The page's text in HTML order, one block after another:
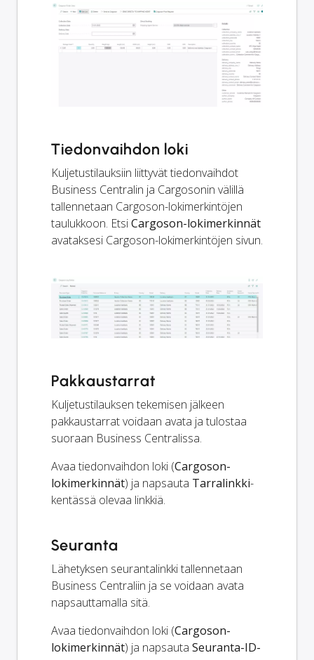
Tiedonvaihdon loki
Kuljetustilauksiin liittyvät tiedonvaihdot
Business Centralin ja Cargosonin välillä
tallennetaan Cargoson-lokimerkintöjen
taulukkoon. EtsiCargoson-lokimerkinnät
avataksesi Cargoson-lokimerkintöjen sivun.
Pakkaustarrat
Kuljetustilauksen tekemisen jälkeen
pakkaustarrat voidaan avata ja tulostaa
suoraan Business Centralissa.
Avaa tiedonvaihdon loki (Cargoson-
lokimerkinnät) ja napsauta Tarralinkki-
kentässä olevaa linkkiä.
Seuranta
Lähetyksen seurantalinkki tallennetaan
Business Centraliin ja se voidaan avata
napsauttamalla sitä.
Avaa tiedonvaihdon loki (Cargoson-
lokimerkinnät) ja napsauta Seuranta-ID-